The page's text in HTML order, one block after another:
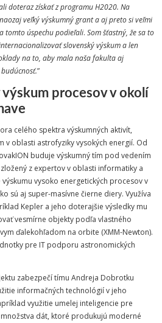
doteraz získať z programu H2020. Na
veľký výskumný grant a aj preto si veľmi
tomto úspechu podieľali. Som šťastný, že sa to
slovenský výskum a len
na to, aby mala naša fakulta aj
”
procesov v okolí
celého spektra výskumných aktivít,
v oblasti astrofyziky vysokých energií. Od
buduje výskumný tím pod vedením
z expertov v oblasti informatiky a
vysoko energetických procesov v
sú aj super-masívne čierne diery. Využíva
Kepler a jeho doterajšie výsledky mu
vesmírne objekty podľa vlastného
ďalekohľadom na orbite (XMM-Newton).
pre IT podporu astronomických
zabezpečí tímu Andreja Dobrotku
informačných technológií v jeho
využitie umelej inteligencie pre
dát, ktoré produkujú moderné